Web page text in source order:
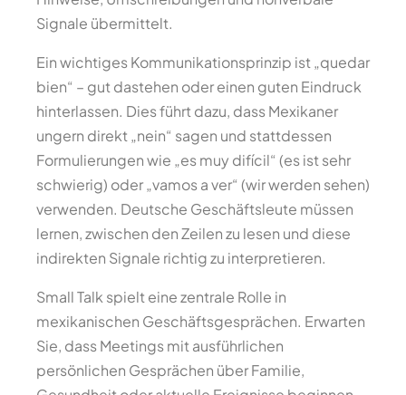
Signale übermittelt.
Ein wichtiges Kommunikationsprinzip ist „quedar
bien“ – gut dastehen oder einen guten Eindruck
hinterlassen. Dies führt dazu, dass Mexikaner
ungern direkt „nein“ sagen und stattdessen
Formulierungen wie „es muy difícil“ (es ist sehr
schwierig) oder „vamos a ver“ (wir werden sehen)
verwenden. Deutsche Geschäftsleute müssen
lernen, zwischen den Zeilen zu lesen und diese
indirekten Signale richtig zu interpretieren.
Small Talk spielt eine zentrale Rolle in
mexikanischen Geschäftsgesprächen. Erwarten
Sie, dass Meetings mit ausführlichen
persönlichen Gesprächen über Familie,